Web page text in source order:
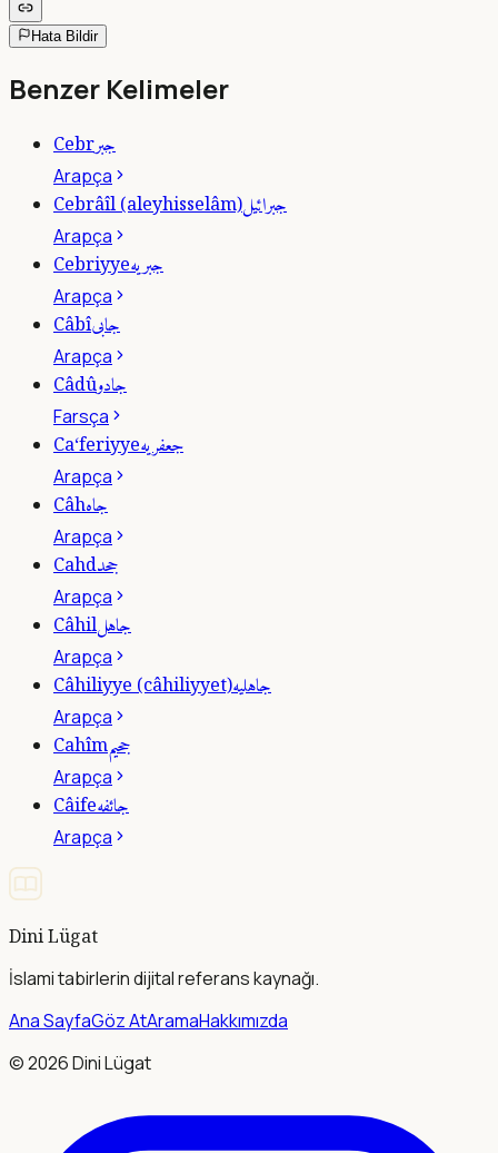
Hata Bildir
Benzer Kelimeler
Cebrجبر
Arapça
Cebrâîl (aleyhisselâm)جبرائيل
Arapça
Cebriyyeجبريه
Arapça
Câbîجابى
Arapça
Câdûجادو
Farsça
Ca‘feriyyeجعفريه
Arapça
Câhجاه
Arapça
Cahdجحد
Arapça
Câhilجاهل
Arapça
Câhiliyye (câhiliyyet)جاهليه
Arapça
Cahîmجحيم
Arapça
Câifeجائفه
Arapça
Dini Lügat
İslami tabirlerin dijital referans kaynağı.
Ana SayfaGöz AtAramaHakkımızda
©2026Dini Lügat